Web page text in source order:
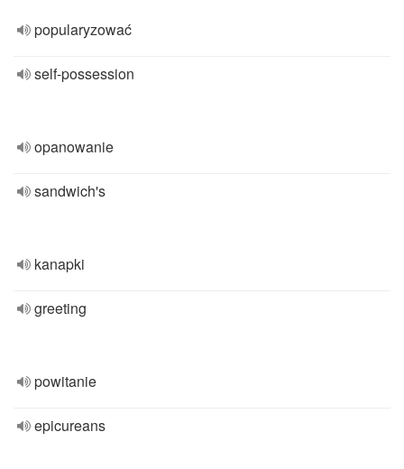
popularyzować
self-possession
opanowanie
sandwich's
kanapki
greeting
powitanie
epicureans